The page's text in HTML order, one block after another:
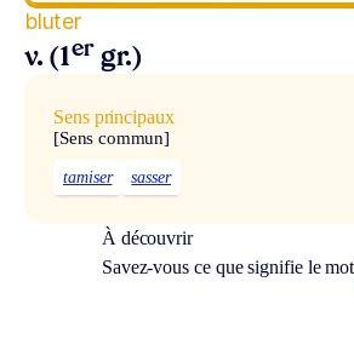
bluter
v. (1er gr.)
Sens principaux
[Sens commun]
tamiser sasser
À découvrir
Savez-vous ce que signifie le